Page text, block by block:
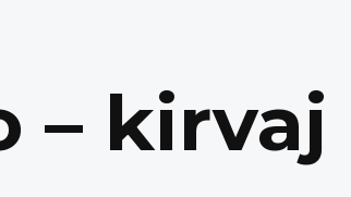
– kirvaj